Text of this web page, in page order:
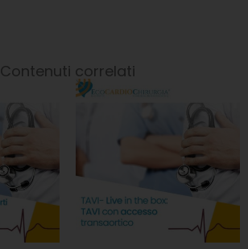
Contenuti correlati